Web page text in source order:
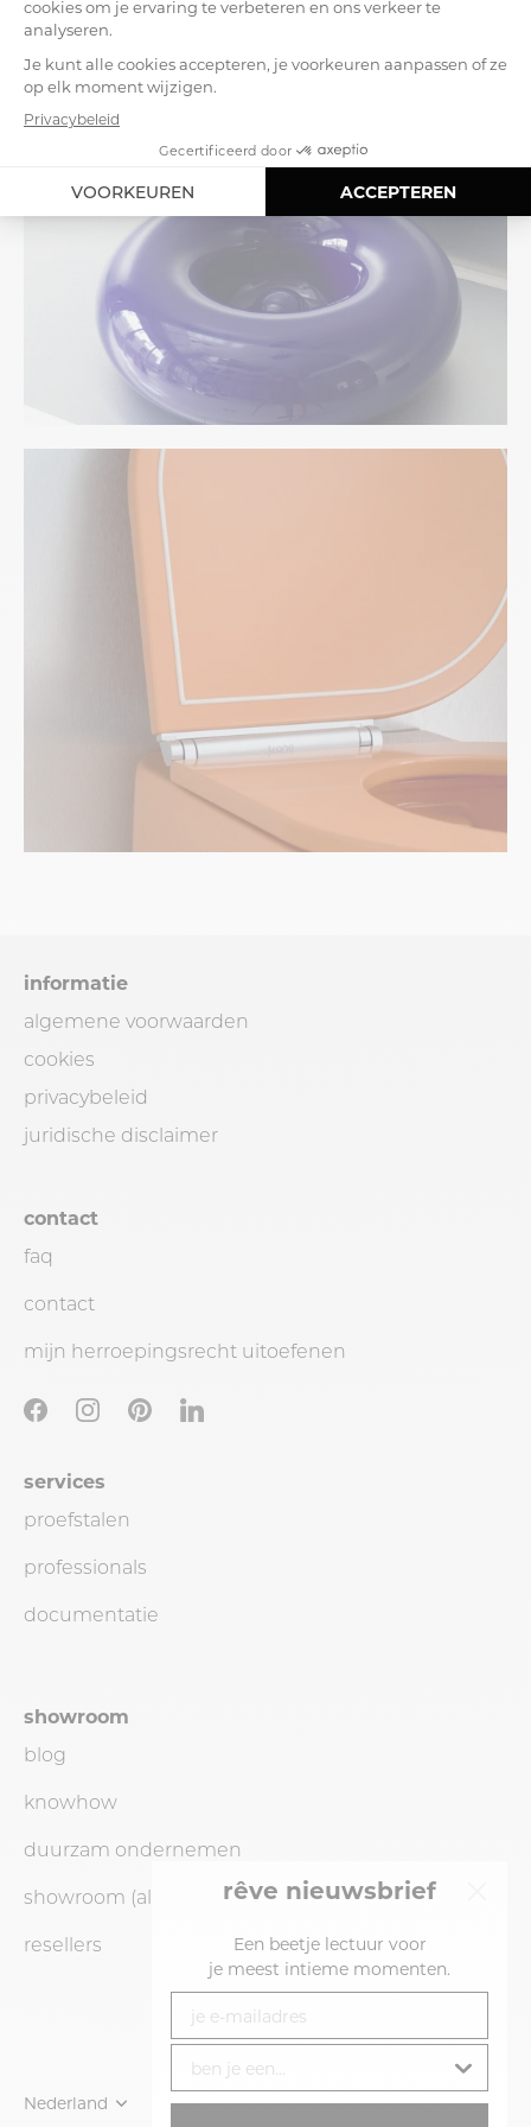
informatie
algemene voorwaarden
cookies
privacybeleid
juridische disclaimer
contact
faq
contact
mijn herroepingsrecht uitoefenen
services
proefstalen
professionals
documentatie
showroom
blog
knowhow
duurzam ondernemen
showroom (alleen opafspraak)
resellers
Munteenheid
Nederland
rêve nieuwsbrief
Een beetje lectuur voor
je meest intieme momenten.